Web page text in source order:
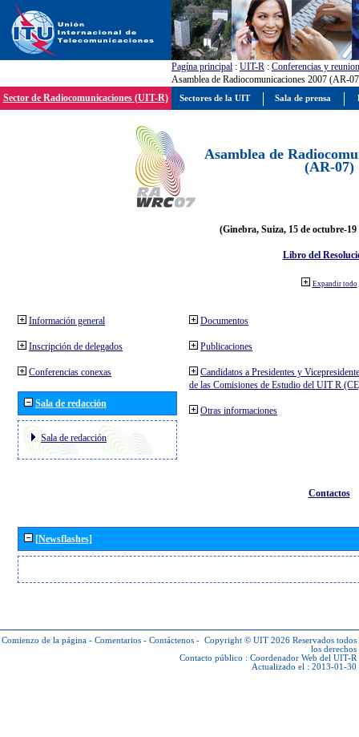
Pagína principal : UIT-R : Conferencias y
Asamblea de Radiocomunicaciones 2007 (AR-
Sector de Radiocomunicaciones (UIT-R)
Asamblea de
(AR-07)
(Ginebra, Suiza, 15 de octubre-19
Libro del
Expandir todo
Información general
Inscripción de delegados
Conferencias conexas
Sala de redacción
Sala de redacción
Documentos
Publicaciones
Candidatos a Presidentes y
de las Comisiones de Estudio del UIT R
Otras informaciones
Contactos
[Newsflashes]
Comienzo de la página - Comentarios - Contáctenos - Copyright © UIT 2026 Reservados todos
los derechos
Contacto público : Coordenador Web del UIT-R
Actualizado el : 2013-01-30
Sectores de la UIT Sala de prensa